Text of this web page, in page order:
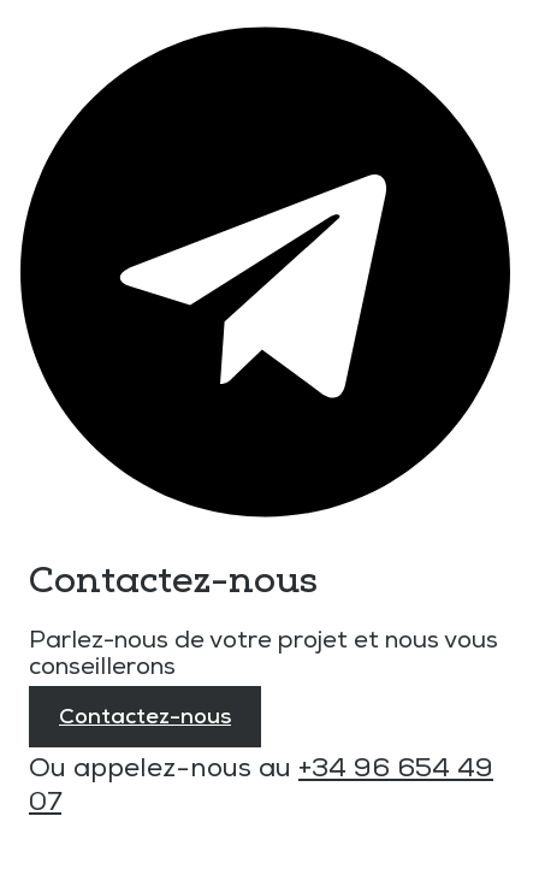
Contactez-nous
Parlez-nous de votre projet et nous vous
conseillerons
Contactez-nous
Ou appelez-nous au +34 96 654 49
07